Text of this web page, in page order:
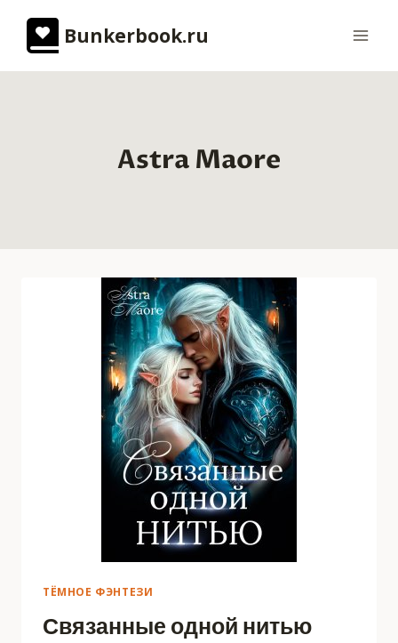
содержимому
Bunkerbook.ru
Astra Maore
ТЁМНОЕ ФЭНТЕЗИ
Связанные одной нитью